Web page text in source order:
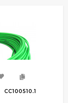
CC100510.1